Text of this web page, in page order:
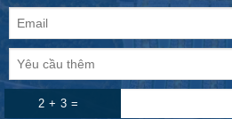
2 + 3 =